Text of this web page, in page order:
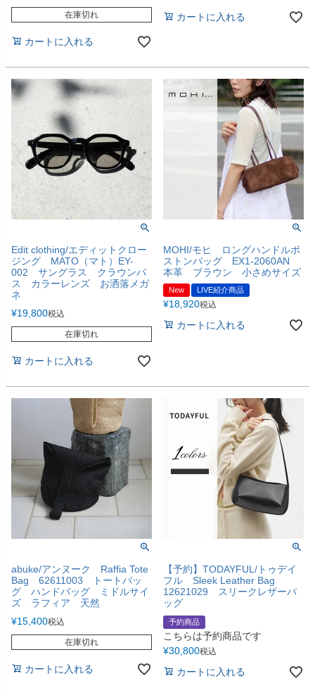
在庫切れ
カートに入れる
カートに入れる
Edit clothing/エディットクロー
ジング MATO（マト）EY-
002 サングラス クラウンパ
ス カラーレンズ お洒落メガ
ネ
¥19,800税込
在庫切れ
カートに入れる
MOHI/モヒ ロングハンドルボ
ストンバッグ EX1-2060AN
本革 ブラウン 小さめサイズ
New LIVE紹介商品
¥18,920税込
カートに入れる
abuke/アンヌーク Raffia Tote
Bag 62611003 トートバッ
グ ハンドバッグ ミドルサイ
ズ ラフィア 天然
¥15,400税込
在庫切れ
カートに入れる
【予約】TODAYFUL/トゥデイ
フル Sleek Leather Bag
12621029 スリークレザーバ
ッグ
予約商品
こちらは予約商品です
¥30,800税込
カートに入れる